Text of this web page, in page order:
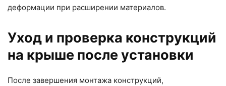
деформации при расширении материалов.
Уход и проверка конструкций
на крыше после установки
После завершения монтажа конструкций,